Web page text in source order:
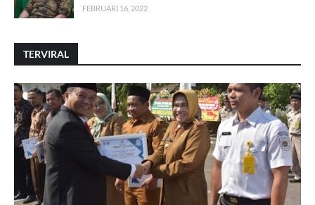
FEBRUARI 16, 2022
TERVIRAL